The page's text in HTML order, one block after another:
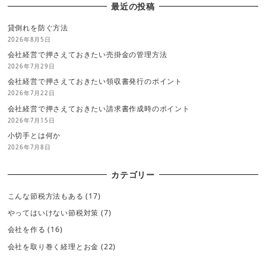
最近の投稿
貸倒れを防ぐ方法
2026年8月5日
会社経営で押さえておきたい売掛金の管理方法
2026年7月29日
会社経営で押さえておきたい領収書発行のポイント
2026年7月22日
会社経営で押さえておきたい請求書作成時のポイント
2026年7月15日
小切手とは何か
2026年7月8日
カテゴリー
こんな節税方法もある (17)
やってはいけない節税対策 (7)
会社を作る (16)
会社を取り巻く経理とお金 (22)